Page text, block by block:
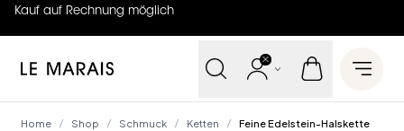
Kauf auf Rechnung möglich
4.7 von 5 (130 Bewertungen
Le Marais Open
Home / Shop / Schmuck / Ketten / Feine Edelstein-Halskette